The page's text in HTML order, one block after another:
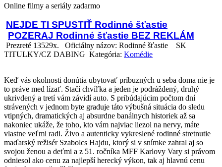
Online filmy a seriály zadarmo
NEJDE TI SPUSTIŤ Rodinné šťastie
POZERAJ Rodinné šťastie BEZ REKLÁM
Prezreté 13529x. Oficiálny názov: Rodinné šťastie
SK
TITULKY/CZ DABING Kategória: Komédie
Keď vás okolnosti donútia ubytovať príbuzných u seba doma nie je
to práve med lízať. Stačí chvíľka a jeden je podráždený, druhý
ukrivdený a tretí vám závidí auto. S pribúdajúcim počtom dní
strávených v jednom byte graduje táto výbušná situácia do sledu
vtipných, dramatických aj absurdne banálnych historiek až sa
nakoniec ukáže, že toho, kto vám najviac liezol na nervy, máte
vlastne veľmi radi. Živo a autenticky vykreslené rodinné stretnutie
maďarský režisér Szabolcs Hajdu, ktorý si v snímke zahral aj so
svojou ženou a deťmi a z 51. ročníka MFF Karlovy Vary si právom
odniesol ako cenu za najlepší herecký výkon, tak aj hlavnú cenu